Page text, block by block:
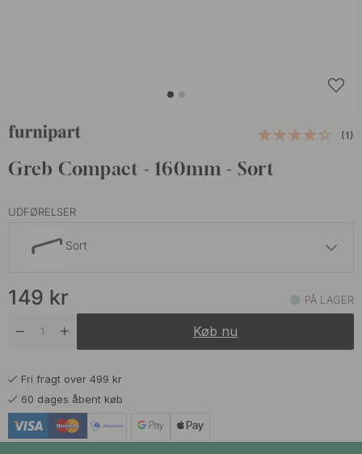
(1)
Greb Compact - 160mm - Sort
UDFØRELSER
Sort
Antracitgrå På lager
På lager
149 kr PÅ LAGER
Køb nu
Fri fragt over 499 kr
60 dages åbent køb